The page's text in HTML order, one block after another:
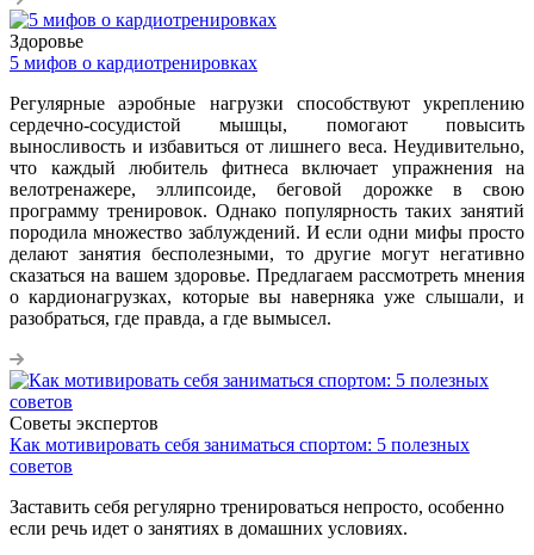
Здоровье
5 мифов о кардиотренировках
Регулярные аэробные нагрузки способствуют укреплению
сердечно-сосудистой мышцы, помогают повысить
выносливость и избавиться от лишнего веса. Неудивительно,
что каждый любитель фитнеса включает упражнения на
велотренажере, эллипсоиде, беговой дорожке в свою
программу тренировок. Однако популярность таких занятий
породила множество заблуждений. И если одни мифы просто
делают занятия бесполезными, то другие могут негативно
сказаться на вашем здоровье. Предлагаем рассмотреть мнения
о кардионагрузках, которые вы наверняка уже слышали, и
разобраться, где правда, а где вымысел.
Советы экспертов
Как мотивировать себя заниматься спортом: 5 полезных
советов
Заставить себя регулярно тренироваться непросто, особенно
если речь идет о занятиях в домашних условиях.